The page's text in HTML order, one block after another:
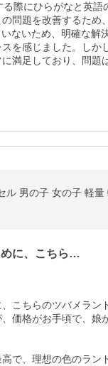
際にひらがなと英
問題を改善するた
ないため、明確な解
を感じました。し
満足しており、問題
に、こちら…
こちらのツバメラ
価格がお手頃で、娘
で、理想の色のラ